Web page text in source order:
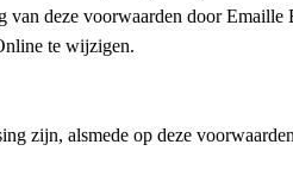
van deze voorwaarden door Emaille
te wijzigen.
zijn, alsmede op deze